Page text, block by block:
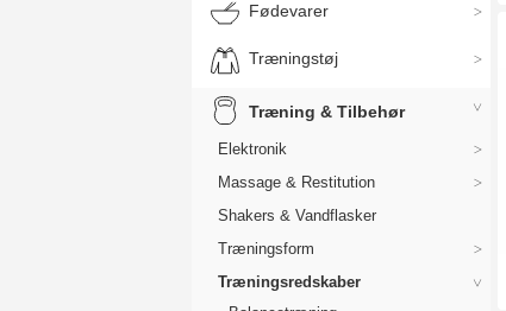
Fødevarer
Træningstøj
Træning & Tilbehør
Elektronik
Massage & Restitution
Shakers & Vandflasker
Træningsform
Træningsredskaber